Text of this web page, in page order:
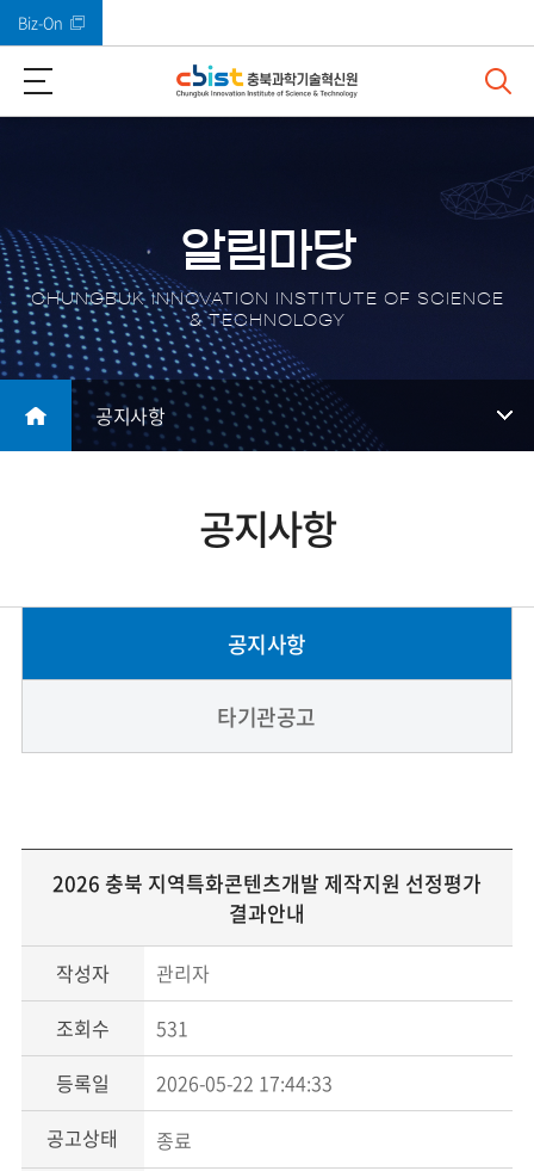
Biz-On
알림마당
CHUNGBUK INNOVATION INSTITUTE OF SCIENCE
& TECHNOLOGY
공지사항
공지사항
공지사항
타기관공고
2026 충북 지역특화콘텐츠개발 제작지원 선정평가
결과안내
작성자
관리자
조회수
531
등록일
2026-05-22 17:44:33
공고상태
종료